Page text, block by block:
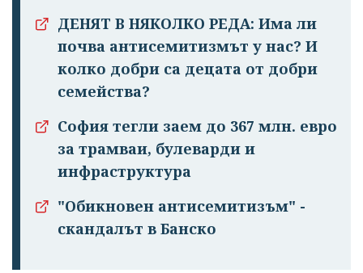
ДЕНЯТ В НЯКОЛКО РЕДА: Има ли
почва антисемитизмът у нас? И
колко добри са децата от добри
семейства?
София тегли заем до 367 млн. евро
за трамваи, булеварди и
инфраструктура
"Обикновен антисемитизъм" -
скандалът в Банско